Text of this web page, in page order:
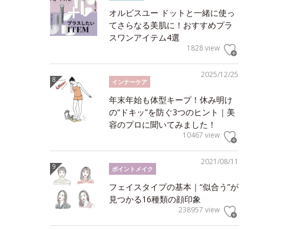
オルビスユー ドットと一緒に使っ
てさらなる美肌に！おすすめプラ
スワンアイテム4選
1828 view
2025/12/25
インナーケア
年末年始も体型キープ！休み明け
の“ドキッ”を防ぐ3つのヒント｜美
容のプロに聞いてみました！
10467 view
2021/08/11
ポイントメイク
フェイスタイプの基本｜“似合う”が
見つかる16種類の顔印象
238957 view